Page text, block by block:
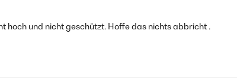
hoch und nicht geschützt. Hoffe das nichts abbricht .